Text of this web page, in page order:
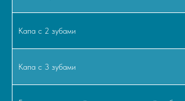
Капа с 2 зубами
Капа с 3 зубами